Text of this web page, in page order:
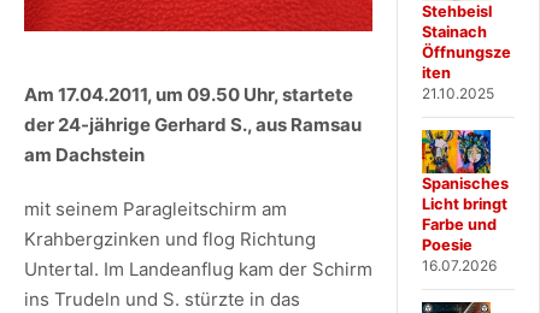
Am 17.04.2011, um 09.50 Uhr, startete
der 24-jährige Gerhard S., aus Ramsau
am Dachstein
mit seinem Paragleitschirm am
Krahbergzinken und flog Richtung
Untertal. Im Landeanflug kam der Schirm
ins Trudeln und S. stürzte in das
Stehbeisl
Stainach
Öffnungsze
iten
21.10.2025
Spanisches
Licht bringt
Farbe und
Poesie
16.07.2026